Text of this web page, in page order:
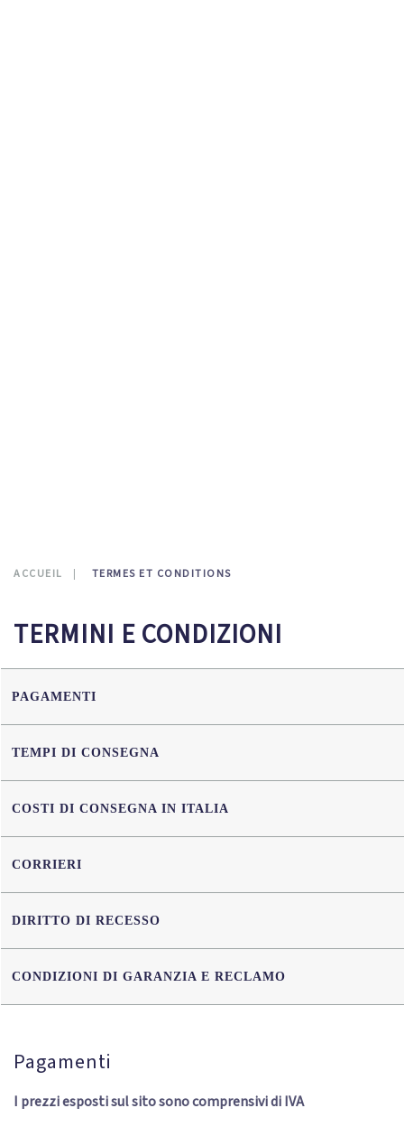
ACCUEIL TERMES ET CONDITIONS
TERMINI E CONDIZIONI
PAGAMENTI
TEMPI DI CONSEGNA
COSTI DI CONSEGNA IN ITALIA
CORRIERI
DIRITTO DI RECESSO
CONDIZIONI DI GARANZIA E RECLAMO
Pagamenti
I prezzi esposti sul sito sono comprensivi di IVA